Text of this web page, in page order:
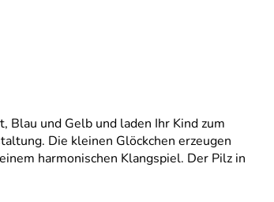
und Gelb und laden Ihr Kind zum
Die kleinen Glöckchen erzeugen
harmonischen Klangspiel. Der Pilz in